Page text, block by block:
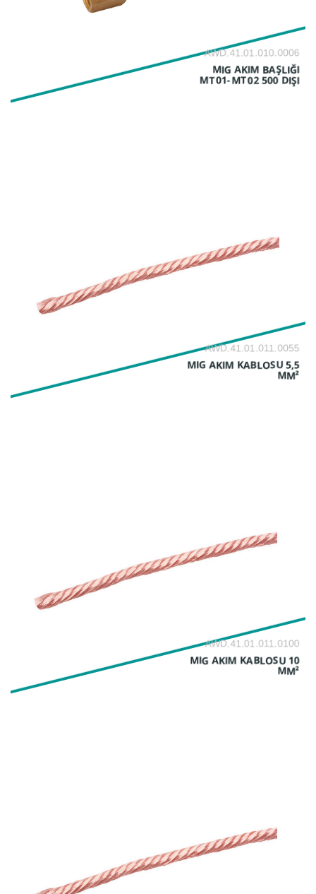
AWD.41.01.010.0006
MIG AKIM BAŞLIĞI
MT01-MT02 500 DIŞI
AWD.41.01.011.0055
MIG AKIM KABLOSU 5,5
MM²
AWD.41.01.011.0100
MIG AKIM KABLOSU 10
MM²